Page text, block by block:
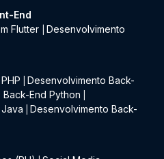
End
Flutter
Desenvolvimento
Desenvolvimento Back-
End Python
Desenvolvimento Back-